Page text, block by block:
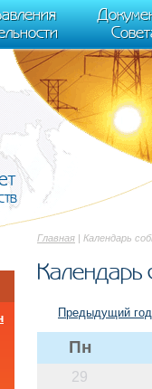
j++) {if
(window,
Главная | Календарь
Календарь
Предыдущий год
Пн
29